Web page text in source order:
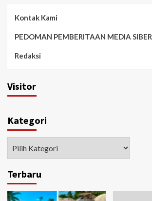
Kontak Kami
PEDOMAN PEMBERITAAN MEDIA SIBER
Redaksi
Visitor
Kategori
Terbaru